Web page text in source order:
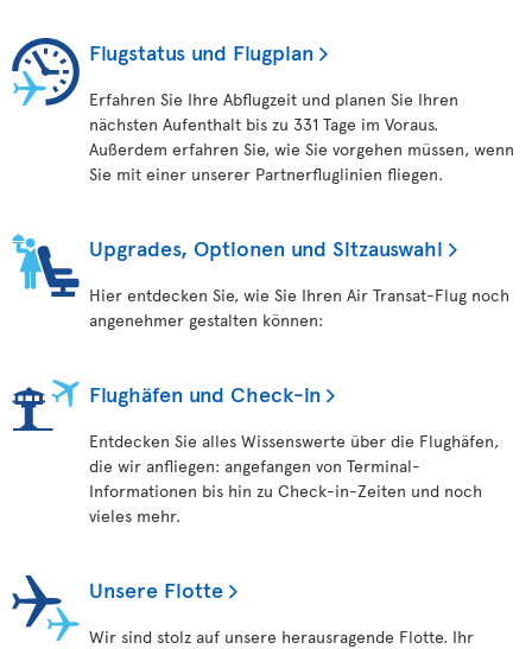
Flugstatus und Flugplan
Erfahren Sie Ihre Abflugzeit und planen Sie Ihren
nächsten Aufenthalt bis zu 331 Tage im Voraus.
Außerdem erfahren Sie, wie Sie vorgehen müssen, wenn
Sie mit einer unserer Partnerfluglinien fliegen.
Upgrades, Optionen und Sitzauswahl
Hier entdecken Sie, wie Sie Ihren Air Transat-Flug noch
angenehmer gestalten können:
Flughäfen und Check-in
Entdecken Sie alles Wissenswerte über die Flughäfen,
die wir anfliegen: angefangen von Terminal-
Informationen bis hin zu Check-in-Zeiten und noch
vieles mehr.
Unsere Flotte
Wir sind stolz auf unsere herausragende Flotte. Ihr